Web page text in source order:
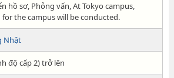
hồ sơ, Phỏng vấn, At Tokyo campus,
the campus will be conducted.
Nhật
độ cấp 2) trở lên